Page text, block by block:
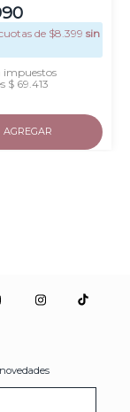
de $8.399 sin
impuestos
$ 69.413
AGREGAR